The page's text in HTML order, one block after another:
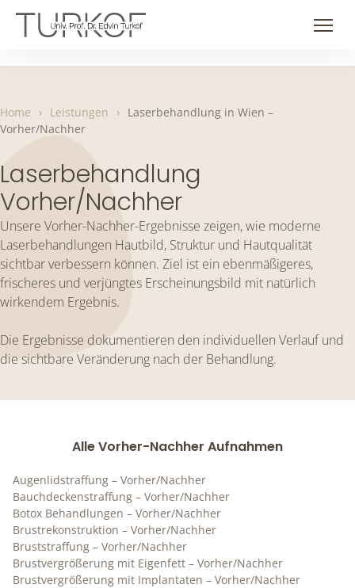
Skip
Home › Leistungen › Laserbehandlung in Wien –
Vorher/Nachher
Laserbehandlung
Vorher/Nachher
Unsere Vorher-Nachher-Ergebnisse zeigen, wie moderne
Laserbehandlungen Hautbild, Struktur und Hautqualität
sichtbar verbessern können. Ziel ist ein ebenmäßigeres,
frischeres und verjüngtes Erscheinungsbild mit natürlich
wirkendem Ergebnis.
Die Ergebnisse dokumentieren den individuellen Verlauf und
die sichtbare Veränderung nach der Behandlung.
Alle Vorher-Nachher Aufnahmen
Augenlidstraffung – Vorher/Nachher
Bauchdeckenstraffung – Vorher/Nachher
Botox Behandlungen – Vorher/Nachher
Brustrekonstruktion – Vorher/Nachher
Bruststraffung – Vorher/Nachher
Brustvergrößerung mit Eigenfett – Vorher/Nachher
Brustvergrößerung mit Implantaten – Vorher/Nachher